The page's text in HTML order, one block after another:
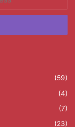
(59)
(4)
(7)
(23)